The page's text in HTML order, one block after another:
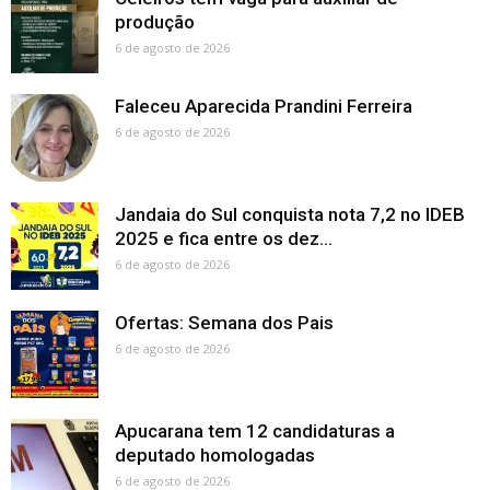
produção
6 de agosto de 2026
Faleceu Aparecida Prandini Ferreira
6 de agosto de 2026
Jandaia do Sul conquista nota 7,2 no IDEB
2025 e fica entre os dez...
6 de agosto de 2026
Ofertas: Semana dos Pais
6 de agosto de 2026
Apucarana tem 12 candidaturas a
deputado homologadas
6 de agosto de 2026